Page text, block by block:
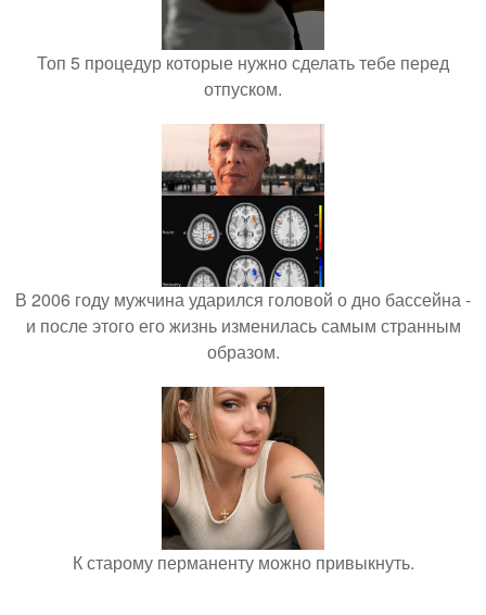
Топ 5 процедур которые нужно сделать тебе перед
отпуском.
В 2006 году мужчина ударился головой о дно бассейна -
и после этого его жизнь изменилась самым странным
образом.
К старому перманенту можно привыкнуть.